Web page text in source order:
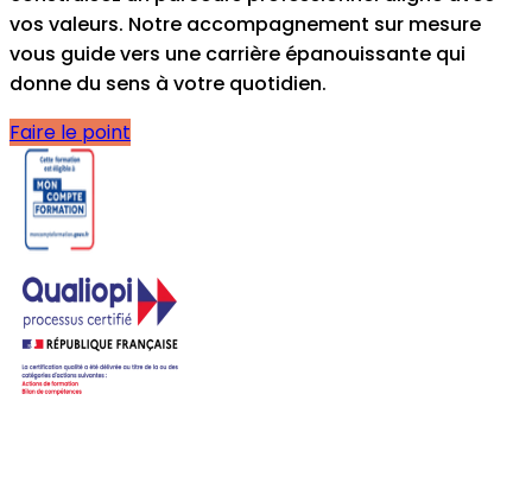
vos valeurs. Notre accompagnement sur mesure
vous guide vers une carrière épanouissante qui
donne du sens à votre quotidien.
Faire le point